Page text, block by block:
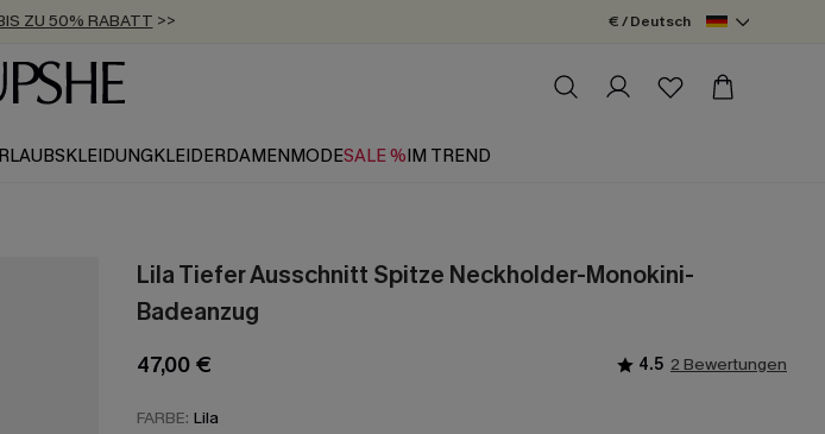
ZU 50% RABATT >>
-20% EXTRA ERHALTEN
VERSAND AB 89 €
€ / Deutsch
KLEIDERDAMENMODESALE %IM TREND
Lila Tiefer Ausschnitt Spitze Neckholder-Monokini-
Badeanzug
47,00 € 4.5 2 Bewertungen
FARBE: Lila